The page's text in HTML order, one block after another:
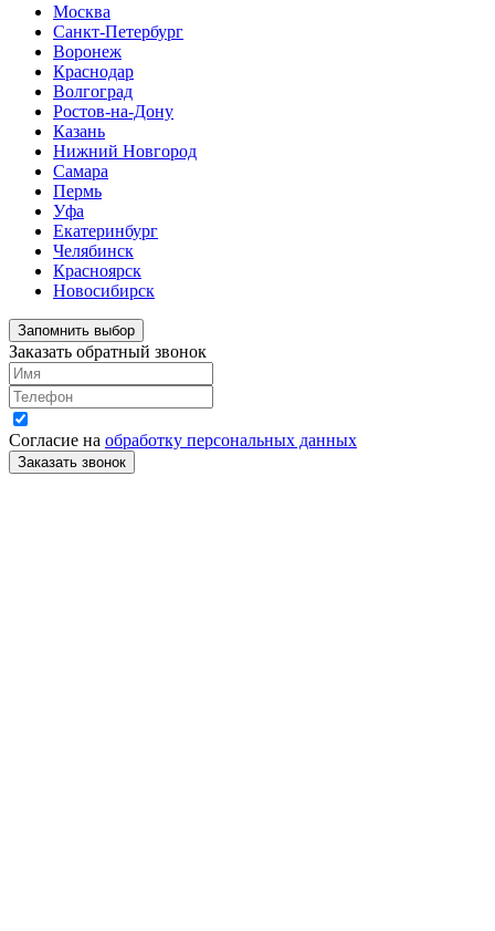
Москва
Санкт-Петербург
Воронеж
Краснодар
Волгоград
Ростов-на-Дону
Казань
Нижний Новгород
Самара
Пермь
Уфа
Екатеринбург
Челябинск
Красноярск
Новосибирск
Запомнить выбор
Заказать обратный звонок
Согласие на обработку персональных данных